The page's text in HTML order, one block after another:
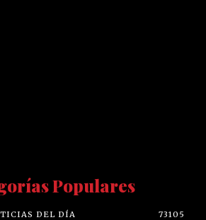
Populares
DEL DÍA
73105